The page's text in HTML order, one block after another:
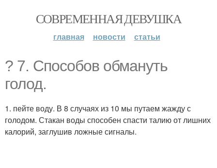
СОВРЕМЕННАЯ ДЕВУШКА
главная новости статьи
? 7. Способов обмануть
голод.
1. пейте воду. В 8 случаях из 10 мы путаем жажду с
голодом. Стакан воды способен спасти талию от лишних
калорий, заглушив ложные сигналы.